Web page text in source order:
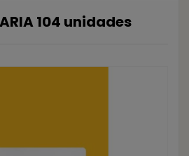
104 unidades